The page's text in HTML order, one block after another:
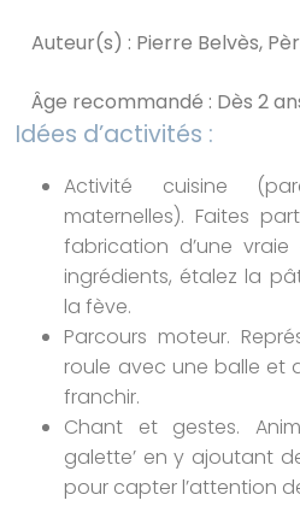
Auteur(s) : Pierre Belvès,
Âge recommandé : Dès 2
Idées d’activités :
Activité cuisine
maternelles). Faites
fabrication d’une
ingrédients, étalez la
la fève.
Parcours moteur.
roule avec une balle et
franchir.
Chant et gestes.
galette’ en y ajoutant
pour capter l’attention